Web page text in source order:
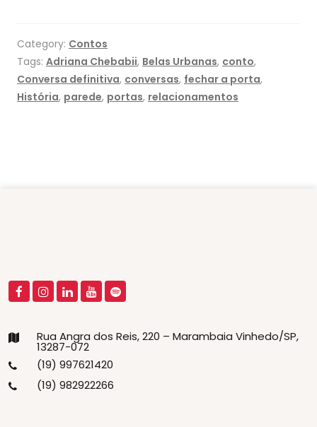
Category: Contos
Tags: Adriana Chebabii, Belas Urbanas, conto,
Conversa definitiva, conversas, fechar a porta,
História, parede, portas, relacionamentos
Rua Angra dos Reis, 220 – Marambaia Vinhedo/SP,
13287-072
(19) 997621420
(19) 982922266